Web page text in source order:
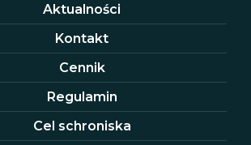
Aktualności
Kontakt
Cennik
Regulamin
Cel schroniska